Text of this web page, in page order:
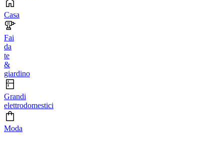
Casa
Fai
da
te
&
giardino
Grandi
elettrodomestici
Moda